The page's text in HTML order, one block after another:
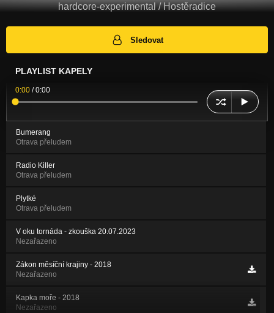
hardcore-experimental / Hostěradice
Sledovat
PLAYLIST KAPELY
0:00 /0:00
Bumerang
Otrava přeludem
Radio Killer
Otrava přeludem
Plytké
Otrava přeludem
V oku tornáda - zkouška 20.07.2023
Nezařazeno
Zákon měsíční krajiny - 2018
Nezařazeno
Kapka moře - 2018
Nezařazeno